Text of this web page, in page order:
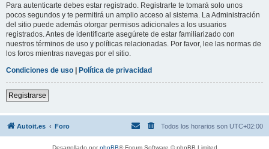
Para autenticarte debes estar registrado. Registrarte te tomará solo unos
pocos segundos y te permitirá un amplio acceso al sistema. La Administración
del sitio puede además otorgar permisos adicionales a los usuarios
registrados. Antes de identificarte asegúrete de estar familiarizado con
nuestros términos de uso y políticas relacionadas. Por favor, lee las normas de
los foros mientras navegas por el sitio.
Condiciones de uso | Política de privacidad
Registrarse
Autoit.es Foro Todos los horarios son UTC+02:00
Desarrollado porphpBB® Forum Software © phpBB Limited